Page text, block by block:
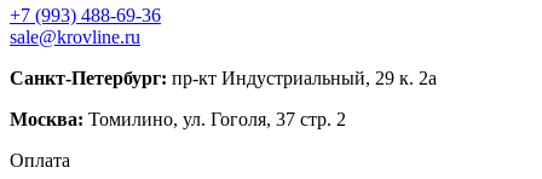
+7 (993) 488-69-36
sale@krovline.ru
Санкт-Петербург: пр-кт Индустриальный, 29 к. 2а
Москва: Томилино, ул. Гоголя, 37 стр. 2
Оплата